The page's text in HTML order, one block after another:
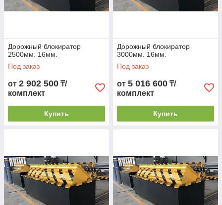
Дорожный блокиратор
2500мм. 16мм.
Под заказ
от 2 902 500 ₸/
комплект
Купить
Дорожный блокиратор
3000мм. 16мм.
Под заказ
от 5 016 600 ₸/
комплект
Купить